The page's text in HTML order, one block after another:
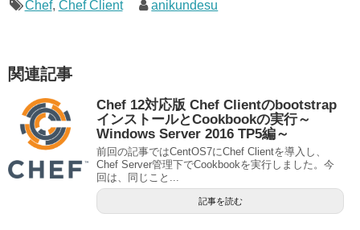
Chef, Chef Client anikundesu
関連記事
Chef 12対応版 Chef Clientのbootstrap
インストールとCookbookの実行～
Windows Server 2016 TP5編～
前回の記事ではCentOS7にChef Clientを導入し、
Chef Server管理下でCookbookを実行しました。今
回は、同じこと...
記事を読む